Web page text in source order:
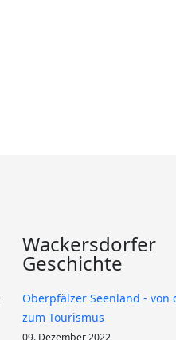
Wackersdorfer
Geschichte
Oberpfälzer Seenland - von
zum Tourismus
09. Dezember 2022